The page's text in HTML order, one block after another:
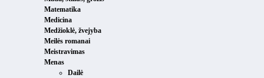
Matematika
Medicina
Medžioklė, žvejyba
Meilės romanai
Meistravimas
Menas
Dailė